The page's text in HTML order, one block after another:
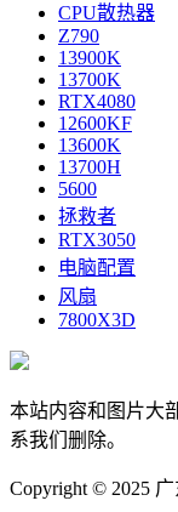
CPU散热器
Z790
13900K
13700K
RTX4080
12600KF
13600K
13700H
5600
拯救者
RTX3050
电脑配置
风扇
7800X3D
本站内容和图片大
系我们删除。
Copyright © 2025